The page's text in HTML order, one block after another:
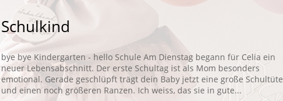
Schulkind
bye bye Kindergarten - hello Schule Am Dienstag begann für Celia ein
neuer Lebensabschnitt. Der erste Schultag ist als Mom besonders
emotional. Gerade geschlüpft trägt dein Baby jetzt eine große Schultüte
und einen noch größeren Ranzen. Ich weiss, das sie in gute...